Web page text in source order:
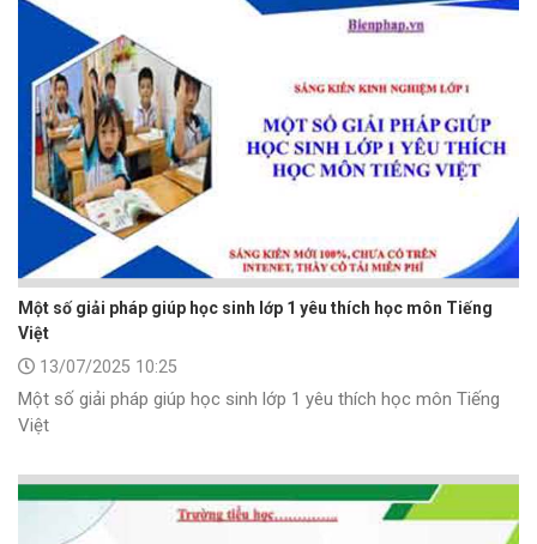
Một số giải pháp giúp học sinh lớp 1 yêu thích học môn Tiếng
Việt
13/07/2025 10:25
Một số giải pháp giúp học sinh lớp 1 yêu thích học môn Tiếng
Việt